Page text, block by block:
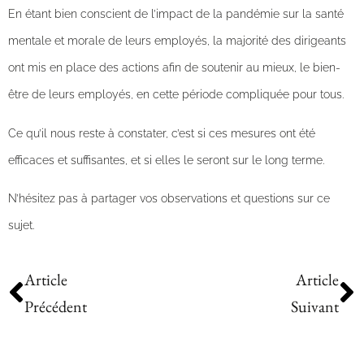
En étant bien conscient de l’impact de la pandémie sur la santé
mentale et morale de leurs employés, la majorité des dirigeants
ont mis en place des actions afin de soutenir au mieux, le bien-
être de leurs employés, en cette période compliquée pour tous.
Ce qu’il nous reste à constater, c’est si ces mesures ont été
efficaces et suffisantes, et si elles le seront sur le long terme.
N’hésitez pas à partager vos observations et questions sur ce
sujet.
Article
Précédent
Article
Suivant